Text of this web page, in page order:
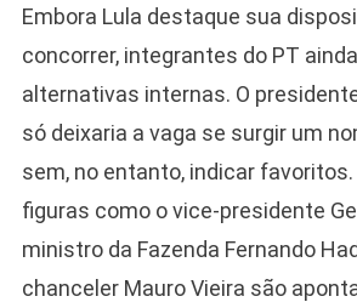
Embora Lula destaque sua
concorrer, integrantes do PT
alternativas internas. O
só deixaria a vaga se surgir um
sem, no entanto, indicar
figuras como o vice-presidente
ministro da Fazenda Fernando
chanceler Mauro Vieira são